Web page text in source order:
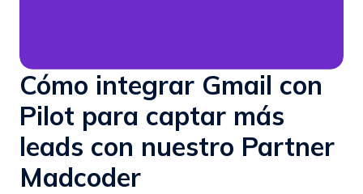
Cómo integrar Gmail con
Pilot para captar más
leads con nuestro Partner
Madcoder